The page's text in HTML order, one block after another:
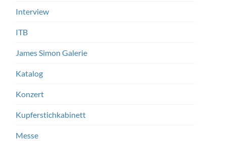
Interview
ITB
James Simon Galerie
Katalog
Konzert
Kupferstichkabinett
Messe